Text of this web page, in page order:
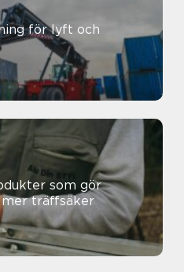
som gör
mer träffsäker